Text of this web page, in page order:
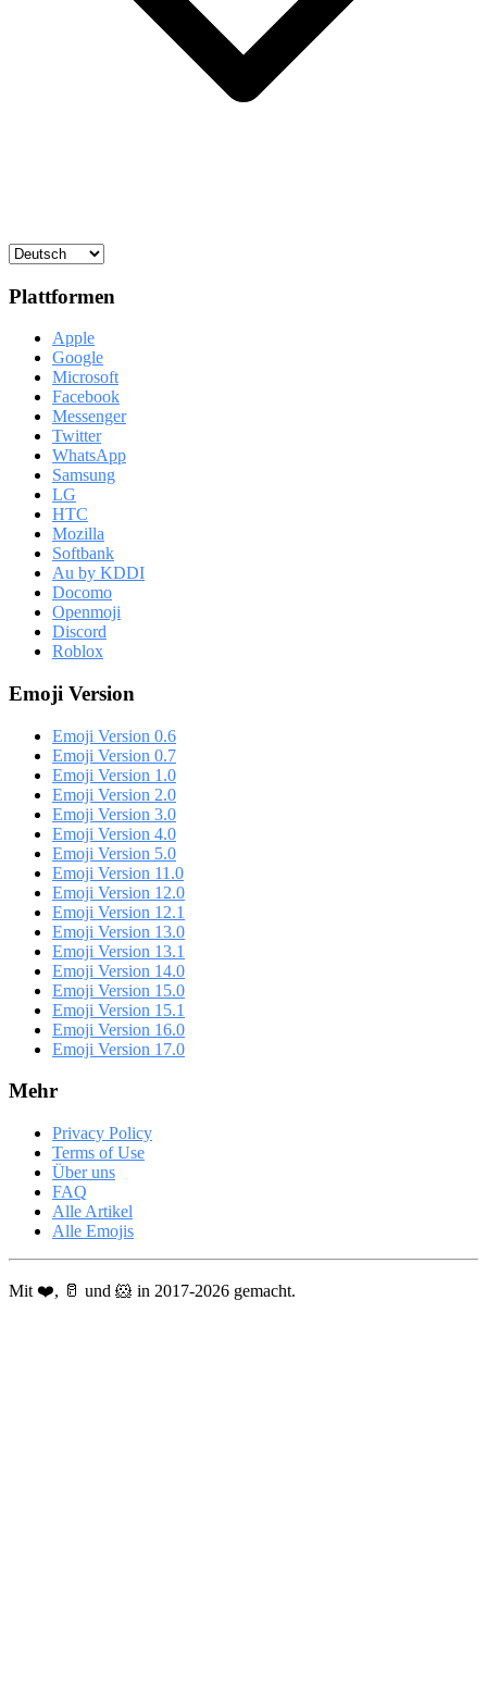
Plattformen
Apple
Google
Microsoft
Facebook
Messenger
Twitter
WhatsApp
Samsung
LG
HTC
Mozilla
Softbank
Au by KDDI
Docomo
Openmoji
Discord
Roblox
Emoji Version
Emoji Version 0.6
Emoji Version 0.7
Emoji Version 1.0
Emoji Version 2.0
Emoji Version 3.0
Emoji Version 4.0
Emoji Version 5.0
Emoji Version 11.0
Emoji Version 12.0
Emoji Version 12.1
Emoji Version 13.0
Emoji Version 13.1
Emoji Version 14.0
Emoji Version 15.0
Emoji Version 15.1
Emoji Version 16.0
Emoji Version 17.0
Mehr
Privacy Policy
Terms of Use
Über uns
FAQ
Alle Artikel
Alle Emojis
Mit ❤️, 🥛 und 🐹 in 2017-2026 gemacht.